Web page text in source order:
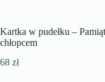
Kartka w pudełku –
chłopcem
68 zł